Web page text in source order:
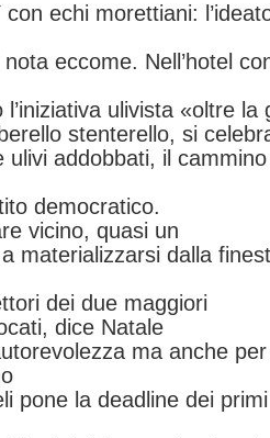
echi morettiani:
eccome. Nell’hotel
l’iniziativa ulivista «oltre
stenterello, si
ulivi addobbati, il
democratico.
vicino, quasi un
materializzarsi dalla
dei due maggiori
dice Natale
ma anche
pone la deadline dei